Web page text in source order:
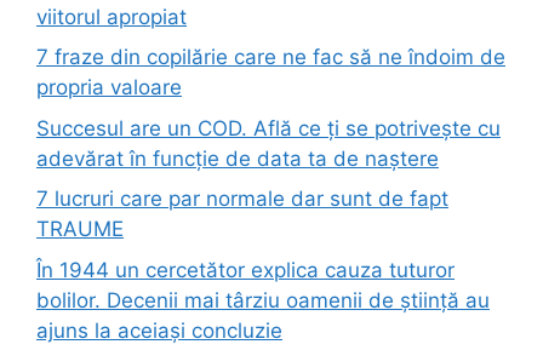
viitorul apropiat
7 fraze din copilărie care ne fac să ne îndoim de
propria valoare
Succesul are un COD. Află ce ți se potrivește cu
adevărat în funcție de data ta de naștere
7 lucruri care par normale dar sunt de fapt
TRAUME
În 1944 un cercetător explica cauza tuturor
bolilor. Decenii mai târziu oamenii de știință au
ajuns la aceiași concluzie